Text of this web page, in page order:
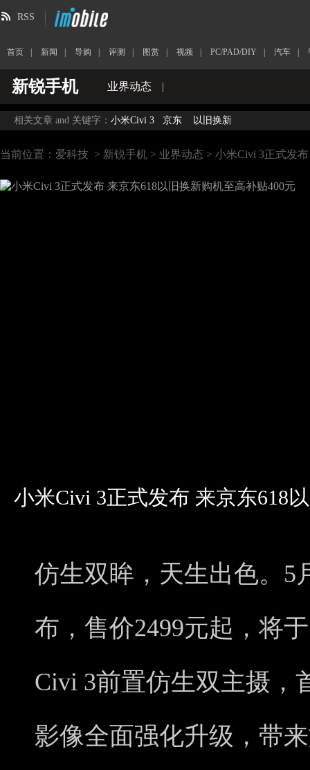
RSS
首页 新闻 导购 评测 图赏 视频 PC/PAD/DIY 汽车
新锐手机 业界动态 |
相关文章 and 关键字： 小米Civi 3 京东 以旧换新
当前位置： 爱科技 > 新锐手机 > 业界动态 > 小米Civi 3正式发
小米Civi 3正式发布 来京东618
仿生双眸，天生出色。5
布，售价2499元起，将
Civi 3前置仿生双主摄，
影像全面强化升级，带